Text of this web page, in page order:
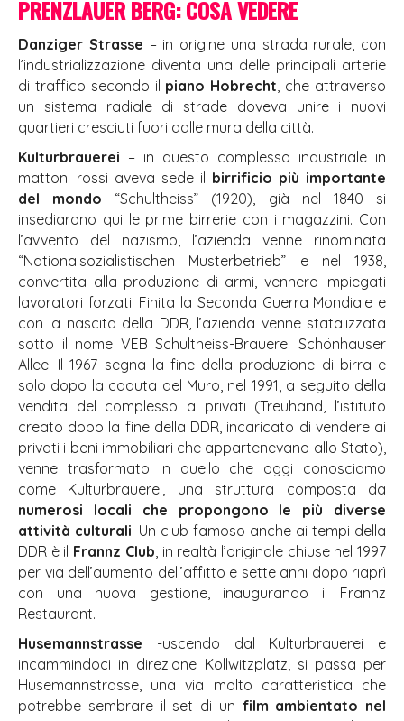
PRENZLAUER BERG: COSA VEDERE
Danziger Strasse – in origine una strada rurale, con
l’industrializzazione diventa una delle principali arterie
di traffico secondo il piano Hobrecht, che attraverso
un sistema radiale di strade doveva unire i nuovi
quartieri cresciuti fuori dalle mura della città.
Kulturbrauerei – in questo complesso industriale in
mattoni rossi aveva sede il birrificio più importante
del mondo “Schultheiss” (1920), già nel 1840 si
insediarono qui le prime birrerie con i magazzini. Con
l’avvento del nazismo, l’azienda venne rinominata
“Nationalsozialistischen Musterbetrieb” e nel 1938,
convertita alla produzione di armi, vennero impiegati
lavoratori forzati. Finita la Seconda Guerra Mondiale e
con la nascita della DDR, l’azienda venne statalizzata
sotto il nome VEB Schultheiss-Brauerei Schönhauser
Allee. Il 1967 segna la fine della produzione di birra e
solo dopo la caduta del Muro, nel 1991, a seguito della
vendita del complesso a privati (Treuhand, l’istituto
creato dopo la fine della DDR, incaricato di vendere ai
privati i beni immobiliari che appartenevano allo Stato),
venne trasformato in quello che oggi conosciamo
come Kulturbrauerei, una struttura composta da
numerosi locali che propongono le più diverse
attività culturali. Un club famoso anche ai tempi della
DDR è il Frannz Club, in realtà l’originale chiuse nel 1997
per via dell’aumento dell’affitto e sette anni dopo riaprì
con una nuova gestione, inaugurando il Frannz
Restaurant.
Husemannstrasse -uscendo dal Kulturbrauerei e
incammindoci in direzione Kollwitzplatz, si passa per
Husemannstrasse, una via molto caratteristica che
potrebbe sembrare il set di un film ambientato nel